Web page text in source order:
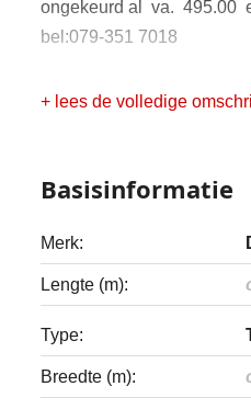
ongekeurd al va. 495.00
bel:079-351 7018
+ lees de volledige
Basisinformatie
Merk:
Lengte (m):
Type:
Breedte (m):